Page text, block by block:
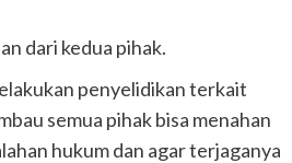
dari kedua pihak.
penyelidikan terkait
semua pihak bisa menahan
hukum dan agar terjaganya